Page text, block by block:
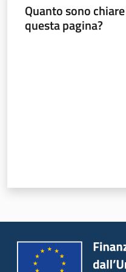
risorse
Quanto sono
questa pagina?